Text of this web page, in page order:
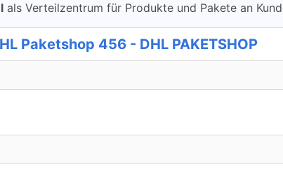
als Verteilzentrum für Produkte und Pakete an
Paketshop 456 - DHL PAKETSHOP